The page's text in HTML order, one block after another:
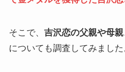
そこで、 吉沢恋の父親や母親
についても調査してみました